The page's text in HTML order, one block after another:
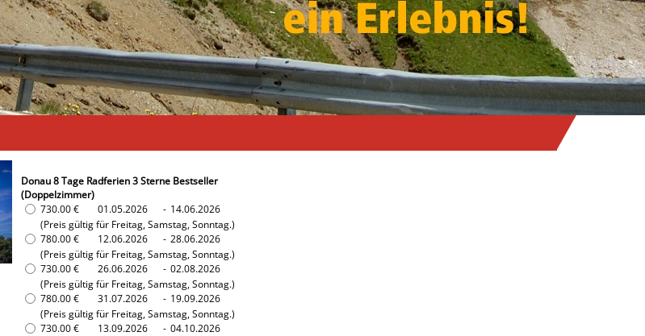
Donau 8 Tage Radferien 3 Sterne Bestseller
(Doppelzimmer)
730.00 €
01.05.2026 - 14.06.2026
(Preis gültig für Freitag, Samstag, Sonntag.)
780.00 €
12.06.2026 - 28.06.2026
(Preis gültig für Freitag, Samstag, Sonntag.)
730.00 €
26.06.2026 - 02.08.2026
(Preis gültig für Freitag, Samstag, Sonntag.)
780.00 €
31.07.2026 - 19.09.2026
(Preis gültig für Freitag, Samstag, Sonntag.)
730.00 €
13.09.2026 - 04.10.2026